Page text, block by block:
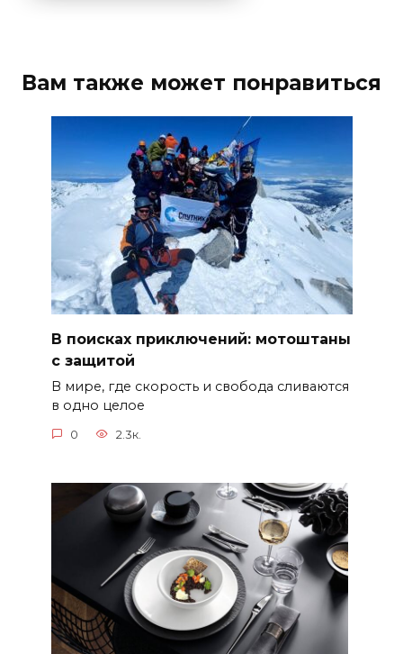
Вам также может понравиться
В поисках приключений: мотоштаны
с защитой
В мире, где скорость и свобода сливаются
в одно целое
0 2.3к.